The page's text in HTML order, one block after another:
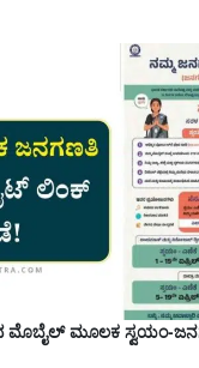
ಮೊಬೈಲ್ ಮೂಲಕ ಸ್ವಯಂ-